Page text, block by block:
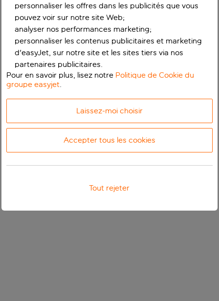
personnaliser les offres dans les publicités que vous
pouvez voir sur notre site Web;
analyser nos performances marketing;
personnaliser les contenus publicitaires et marketing
d'easyJet, sur notre site et les sites tiers via nos
partenaires publicitaires.
Pour en savoir plus, lisez notre Politique de Cookie du
groupe easyjet.
Laissez-moi choisir
Accepter tous les cookies
Tout rejeter